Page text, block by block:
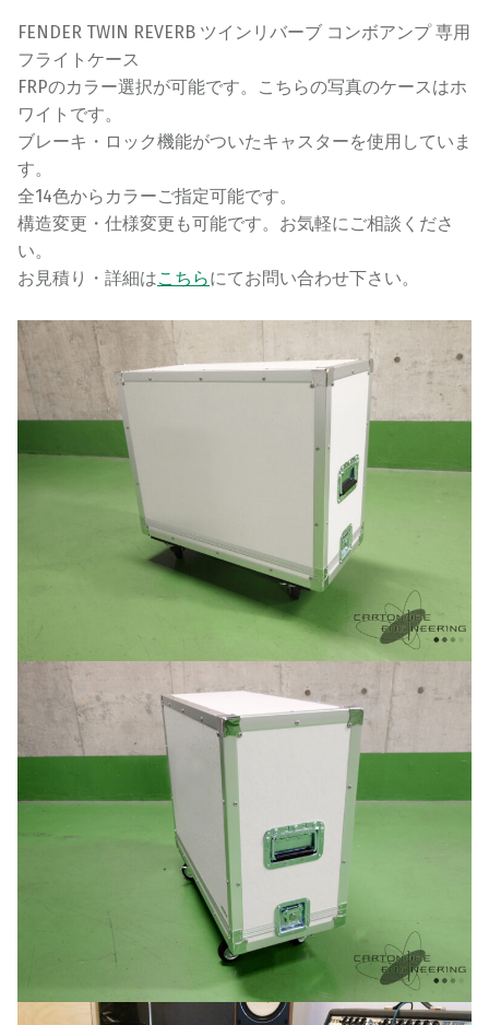
FENDER TWIN REVERB ツインリバーブ コンボアンプ 専用
フライトケース
FRPのカラー選択が可能です。こちらの写真のケースはホ
ワイトです。
ブレーキ・ロック機能がついたキャスターを使用していま
す。
全14色からカラーご指定可能です。
構造変更・仕様変更も可能です。お気軽にご相談くださ
い。
お見積り・詳細はこちらにてお問い合わせ下さい。